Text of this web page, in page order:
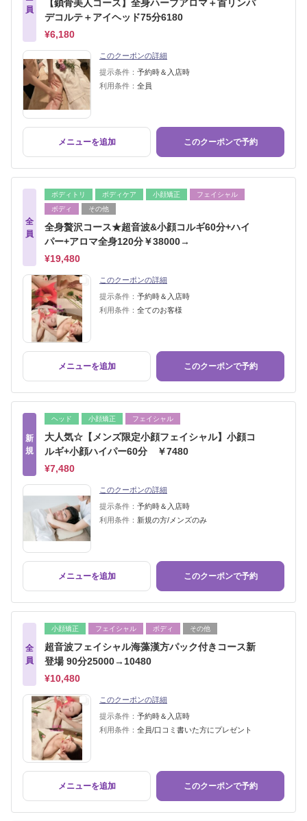
員
【鎖骨美人コース】全身ハーブアロマ＋首リンパ
デコルテ＋アイヘッド75分6180
¥6,180
このクーポンの詳細
提示条件： 予約時＆入店時
利用条件： 全員
メニューを追加 このクーポンで予約
全
員
ボディトリ ボディケア 小顔矯正
フェイシャル
ボディ
その他
全身贅沢コース★超音波&小顔コルギ60分+ハイ
パー+アロマ全身120分￥38000→
¥19,480
このクーポンの詳細
提示条件： 予約時＆入店時
利用条件： 全てのお客様
メニューを追加 このクーポンで予約
新
規
ヘッド 小顔矯正 フェイシャル
大人気☆【メンズ限定小顔フェイシャル】小顔コ
ルギ+小顔ハイパー60分 ￥7480
¥7,480
このクーポンの詳細
提示条件： 予約時＆入店時
利用条件： 新規の方/メンズのみ
メニューを追加 このクーポンで予約
全
員
小顔矯正 フェイシャル ボディ その他
超音波フェイシャル海藻漢方パック付きコース新
登場 90分25000→10480
¥10,480
このクーポンの詳細
提示条件： 予約時＆入店時
利用条件： 全員/口コミ書いた方にプレゼント
メニューを追加 このクーポンで予約